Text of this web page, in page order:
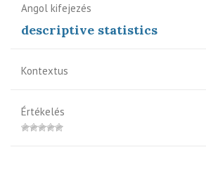
Angol kifejezés
descriptive statistics
Kontextus
Értékelés